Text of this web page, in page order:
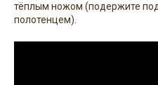
тёплым ножом (подержите
полотенцем).